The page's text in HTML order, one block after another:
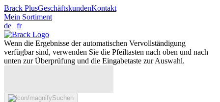
Brack PlusGeschäftskundenKontakt
Mein Sortiment
de | fr
Wenn die Ergebnisse der automatischen Vervollständigung
verfügbar sind, verwenden Sie die Pfeiltasten nach oben und nach
unten zur Überprüfung und die Eingabetaste zur Auswahl.
Suchen